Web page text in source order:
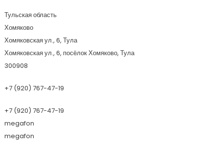
Тульская область
Хомяково
Хомяковская ул., 6, Тула
Хомяковская ул., 6, посёлок Хомяково, Тула
300908
+7 (920) 767-47-19
+7 (920) 767-47-19
megafon
megafon